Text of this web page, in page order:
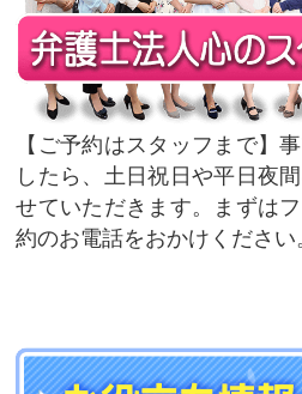
ご予約はスタッフまで
したら、土日祝日や平日夜
せていただきます。まずは
約のお電話をおかけください